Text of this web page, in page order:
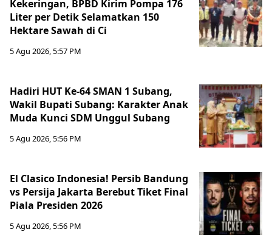
Kekeringan, BPBD Kirim Pompa 176
Liter per Detik Selamatkan 150
Hektare Sawah di Ci
5 Agu 2026, 5:57 PM
Hadiri HUT Ke-64 SMAN 1 Subang,
Wakil Bupati Subang: Karakter Anak
Muda Kunci SDM Unggul Subang
5 Agu 2026, 5:56 PM
El Clasico Indonesia! Persib Bandung
vs Persija Jakarta Berebut Tiket Final
Piala Presiden 2026
5 Agu 2026, 5:56 PM